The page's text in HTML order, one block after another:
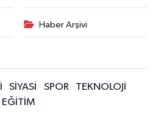
Haber Arşivi
SİYASİ SPOR
TEKNOLOJİ
EĞİTİM